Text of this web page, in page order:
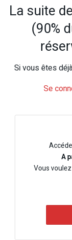
La suite
(90%
Si vous êtes
Se
A
Vous